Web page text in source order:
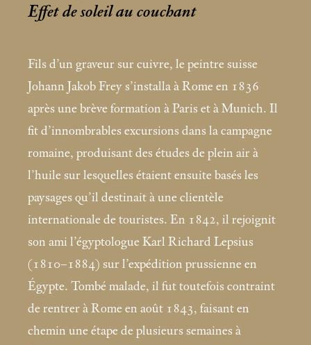
Effet de soleil au couchant
Fils d’un graveur sur cuivre, le peintre suisse
Johann Jakob Frey s’installa à Rome en 1836
après une brève formation à Paris et à Munich. Il
fit d’innombrables excursions dans la campagne
romaine, produisant des études de plein air à
l’huile sur lesquelles étaient ensuite basés les
paysages qu’il destinait à une clientèle
internationale de touristes. En 1842, il rejoignit
son ami l’égyptologue Karl Richard Lepsius
(1810–1884) sur l’expédition prussienne en
Égypte. Tombé malade, il fut toutefois contraint
de rentrer à Rome en août 1843, faisant en
chemin une étape de plusieurs semaines à